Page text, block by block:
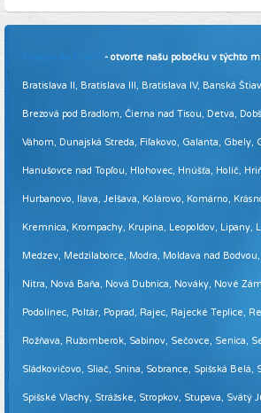
Pridajte sa k nám - otvorte našu pobočku v týchto
Bratislava II, Bratislava III, Bratislava IV, Banská
Brezová pod Bradlom, Čierna nad Tisou, Detva,
Váhom, Dunajská Streda, Fiľakovo, Galanta, Gbely,
Hanušovce nad Topľou, Hlohovec, Hnúšťa, Holíč,
Hurbanovo, Ilava, Jelšava, Kolárovo, Komárno,
Kremnica, Krompachy, Krupina, Leopoldov, Lipany,
Medzev, Medzilaborce, Modra, Moldava nad
Nitra, Nová Baňa, Nová Dubnica, Nováky, Nové
Podolínec, Poltár, Poprad, Rajec, Rajecké Teplice,
Rožňava, Ružomberok, Sabinov, Sečovce, Senica,
Sládkovičovo, Sliač, Snina, Sobrance, Spišská Belá,
Spišské Vlachy, Strážske, Stropkov, Stupava, Svätý